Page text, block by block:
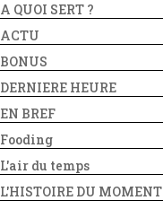
A QUOI SERT ?
ACTU
BONUS
DERNIERE HEURE
EN BREF
Fooding
L'air du temps
L'HISTOIRE DU MOMENT